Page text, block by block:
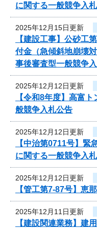
に関する一般競争入
2025年12月15日更新
【建設工事】公砂工
付金（急傾斜地崩壊
事後審査型一般競争
2025年12月12日更新
【令和8年度】高富
般競争入札公告
2025年12月12日更新
【中治第0711号】
に関する一般競争入
2025年12月12日更新
【管工第7-87号】恵
2025年12月11日更新
【建設関連業務】建